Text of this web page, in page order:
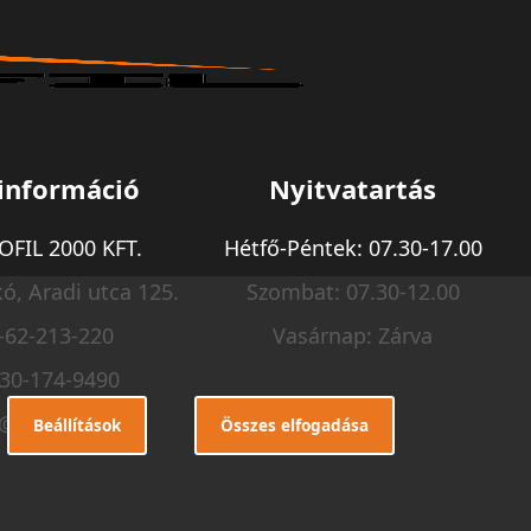
2000 KFT.
Aradi utca 125.
62-213-220
174-9490
profil.hu
Nyitvatartás
Hétfő-Péntek: 07.30-17.00
Szombat: 07.30-12.00
Vasárnap: Zárva
Beállítások Összes elfogadása